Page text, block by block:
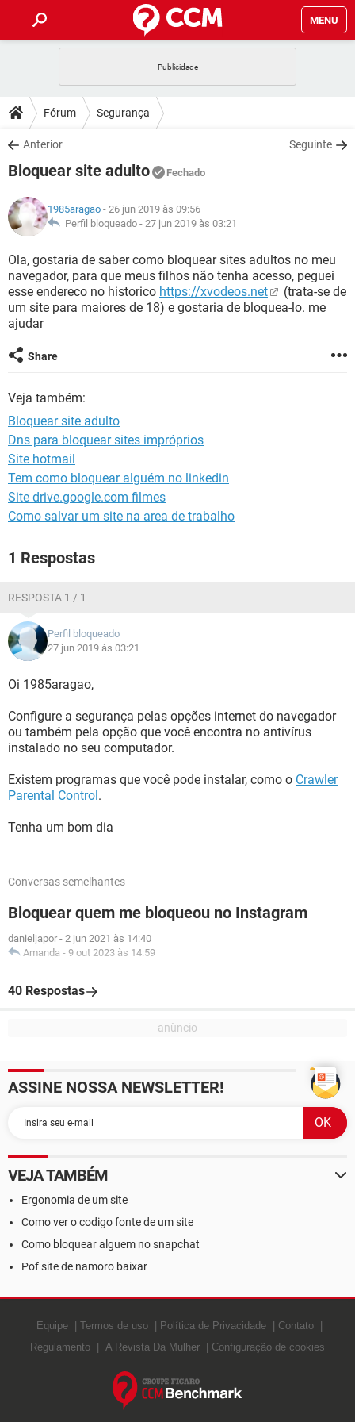
MENU
CELULAR
OUTLOOK
INSTAGRAM GMAIL
GUIA DE COMPRAS
DICAS
JOGOS
INSTAGRAM GMAIL
GUIA DE COMPRAS
DOWNLOADS
JOGOS WHATSAPP
CELULAR
OUTLOOK EXCEL
INSTAGRAM
GUIA DE COMPRAS
FÓRUM
JOGOS WHATSAPP
CELULAR
OUTLOOK EXCEL
INSTAGRAM GMAIL
GUIA DE COMPRAS
GLOSSÁRIO
JOGOS WHATSAPP
CELULAR FACEBOOK
OUTLOOK EXCEL
INSTAGRAM
GUIA DE COMPRAS
Fórum Segurança
Anterior Seguinte
Bloquear site adulto Fechado
1985aragao - 26 jun 2019 às 09:56
Perfil bloqueado - 27 jun 2019 às 03:21
Ola, gostaria de saber como bloquear sites adultos no meu
navegador, para que meus filhos não tenha acesso, peguei
esse endereco no historico https://xvodeos.net
(trata-se de
um site para maiores de 18) e gostaria de bloquea-lo. me
ajudar
Share
Veja também:
Bloquear site adulto
Dns para bloquear sites impróprios
Site hotmail
Tem como bloquear alguém no linkedin
Site drive.google.com filmes
Como salvar um site na area de trabalho
1 Respostas
RESPOSTA 1 / 1
Perfil bloqueado
27 jun 2019 às 03:21
Oi 1985aragao,
Configure a segurança pelas opções internet do navegador
ou também pela opção que você encontra no antivírus
instalado no seu computador.
Existem programas que você pode instalar, como o Crawler
Parental Control.
Tenha um bom dia
Conversas semelhantes
Bloquear quem me bloqueou no Instagram
danieljapor - 2 jun 2021 às 14:40
Amanda - 9 out 2023 às 14:59
40 Respostas
ASSINE NOSSA NEWSLETTER!
VEJA TAMBÉM
Ergonomia de um site
Como ver o codigo fonte de um site
Como bloquear alguem no snapchat
Pof site de namoro baixar
Equipe Termos de uso Política de Privacidade
Contato
Regulamento
A Revista Da Mulher Configuração de cookies